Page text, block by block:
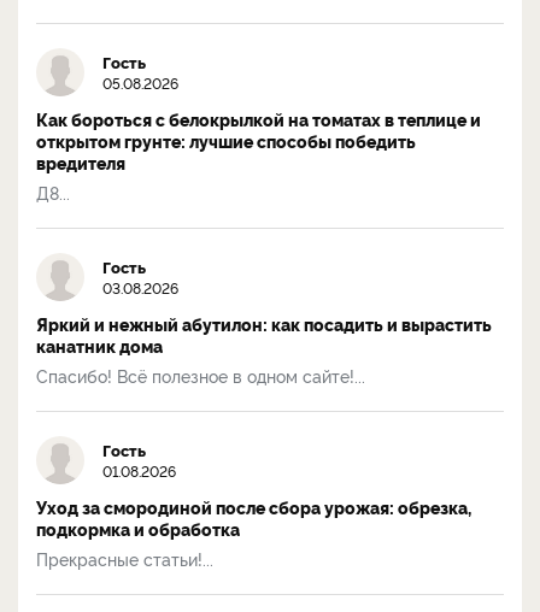
Гость
05.08.2026
Как бороться с белокрылкой на томатах в теплице и
открытом грунте: лучшие способы победить
вредителя
Д8...
Гость
03.08.2026
Яркий и нежный абутилон: как посадить и вырастить
канатник дома
Спасибо! Всё полезное в одном сайте!...
Гость
01.08.2026
Уход за смородиной после сбора урожая: обрезка,
подкормка и обработка
Прекрасные статьи!...